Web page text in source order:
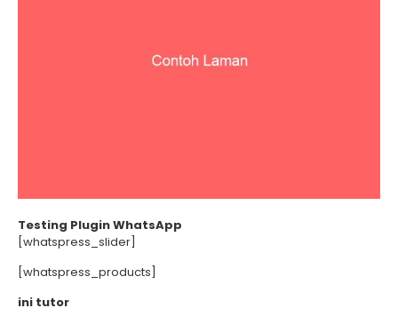
Testing Plugin WhatsApp
[whatspress_slider]
[whatspress_products]
ini tutor